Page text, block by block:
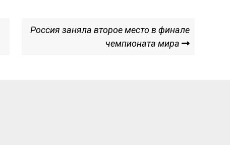
Next
Россия заняла второе место в финале
чемпионата мира